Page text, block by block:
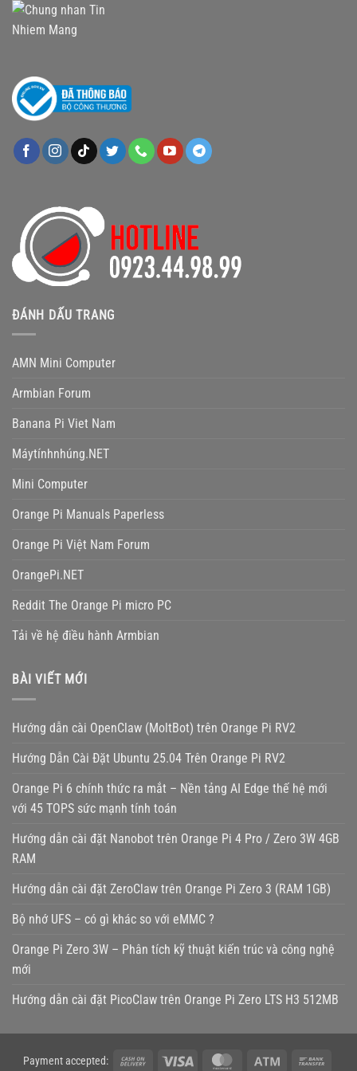
ĐÁNH DẤU TRANG
AMN Mini Computer
Armbian Forum
Banana Pi Viet Nam
Máytínhnhúng.NET
Mini Computer
Orange Pi Manuals Paperless
Orange Pi Việt Nam Forum
OrangePi.NET
Reddit The Orange Pi micro PC
Tải về hệ điều hành Armbian
BÀI VIẾT MỚI
Hướng dẫn cài OpenClaw (MoltBot) trên Orange Pi RV2
Hướng Dẫn Cài Đặt Ubuntu 25.04 Trên Orange Pi RV2
Orange Pi 6 chính thức ra mắt – Nền tảng AI Edge thế hệ mới
với 45 TOPS sức mạnh tính toán
Hướng dẫn cài đặt Nanobot trên Orange Pi 4 Pro / Zero 3W 4GB
RAM
Hướng dẫn cài đặt ZeroClaw trên Orange Pi Zero 3 (RAM 1GB)
Bộ nhớ UFS – có gì khác so với eMMC ?
Orange Pi Zero 3W – Phân tích kỹ thuật kiến trúc và công nghệ
mới
Hướng dẫn cài đặt PicoClaw trên Orange Pi Zero LTS H3 512MB
Payment accepted: Cash MasterCard Atm